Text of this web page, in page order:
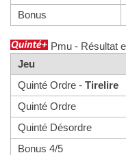
Bonus
Pmu - Résultat
Jeu
Quinté Ordre -Tirelire
Quinté Ordre
Quinté Désordre
Bonus 4/5